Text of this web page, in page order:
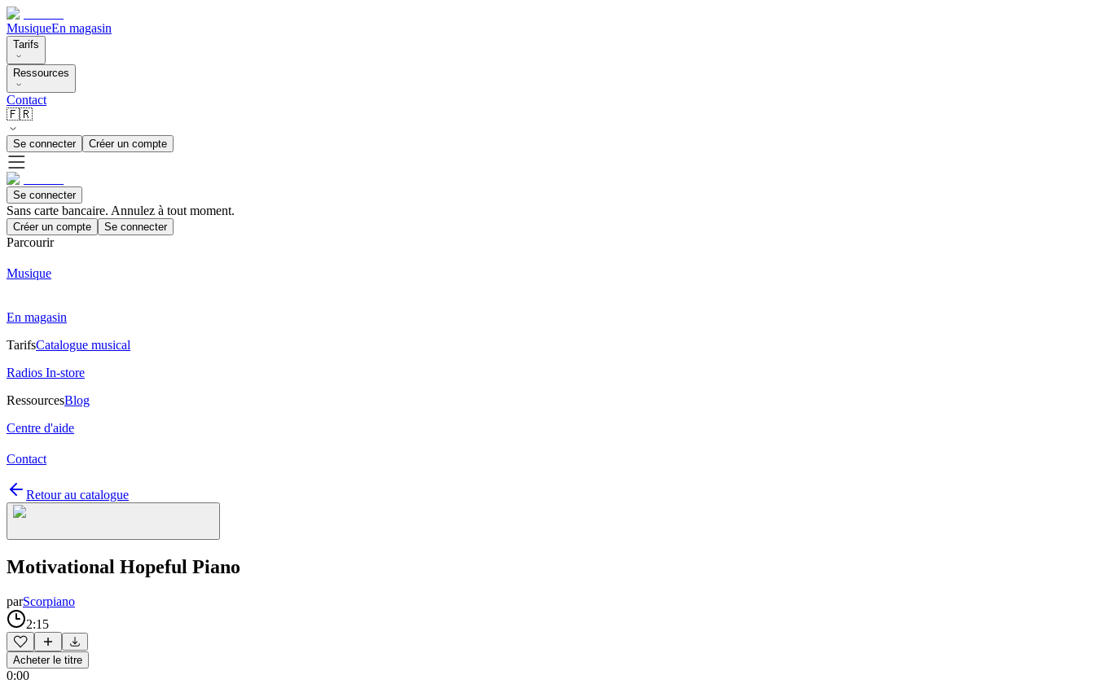
MusiqueEn magasin
Tarifs
Ressources
Contact
🇫🇷
Se connecter Créer un compte
Se connecter
Sans carte bancaire. Annulez à tout moment.
Créer un compte Se connecter
Parcourir
Musique
En magasin
TarifsCatalogue musical
Radios In-store
RessourcesBlog
Centre d'aide
Contact
Retour au catalogue
Motivational Hopeful Piano
parScorpiano
2:15
Acheter le titre
0:00